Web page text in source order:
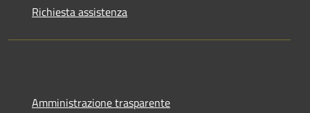
Richiesta assistenza
Amministrazione trasparente